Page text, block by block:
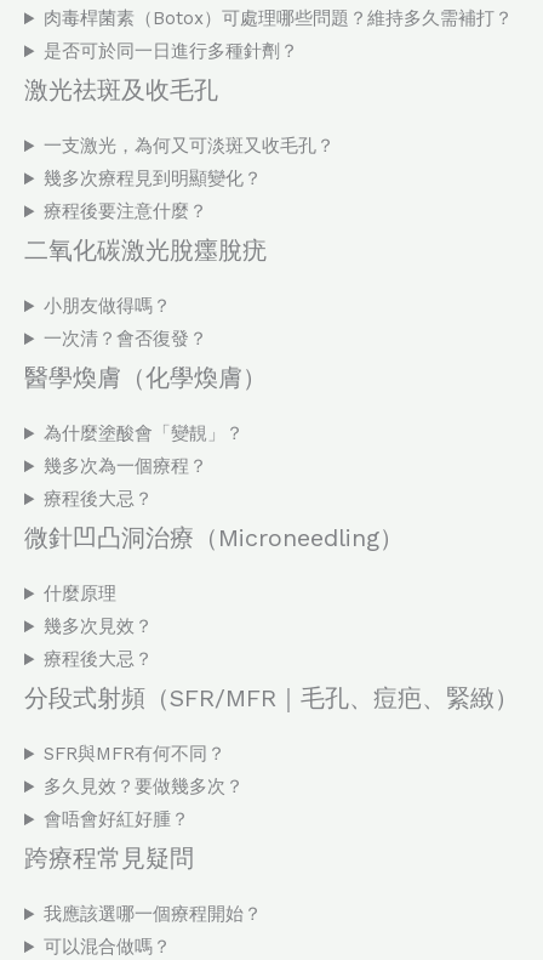
肉毒桿菌素（Botox）可處理哪些問題？維持多久需補打？
是否可於同一日進行多種針劑？
激光祛斑及收毛孔
一支激光，為何又可淡斑又收毛孔？
幾多次療程見到明顯變化？
療程後要注意什麼？
二氧化碳激光脫癦脫疣
小朋友做得嗎？
一次清？會否復發？
醫學煥膚（化學煥膚）
為什麼塗酸會「變靚」？
幾多次為一個療程？
療程後大忌？
微針凹凸洞治療（Microneedling）
什麼原理
幾多次見效？
療程後大忌？
分段式射頻（SFR/MFR｜毛孔、痘疤、緊緻）
SFR與MFR有何不同？
多久見效？要做幾多次？
會唔會好紅好腫？
跨療程常見疑問
我應該選哪一個療程開始？
可以混合做嗎？